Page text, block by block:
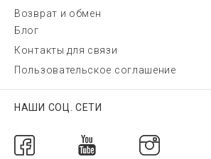
Возврат и обмен
Блог
Контакты для связи
Пользовательское соглашение
НАШИ СОЦ. СЕТИ